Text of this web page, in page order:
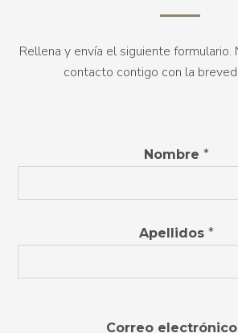
Rellena y envía el siguiente formulario.
contacto contigo con la
Nombre *
Apellidos *
Correo electrónico